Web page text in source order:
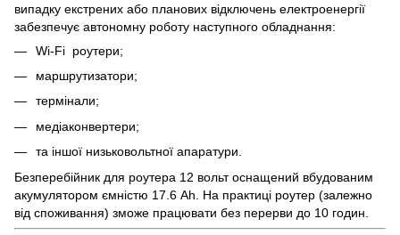
випадку екстрених або планових відключень електроенергії
забезпечує автономну роботу наступного обладнання:
Wi-Fi роутери;
маршрутизатори;
термінали;
медіаконвертери;
та іншої низьковольтної апаратури.
Безперебійник для роутера 12 вольт оснащений вбудованим
акумулятором ємністю 17.6 Ah. На практиці роутер (залежно
від споживання) зможе працювати без перерви до 10 годин.